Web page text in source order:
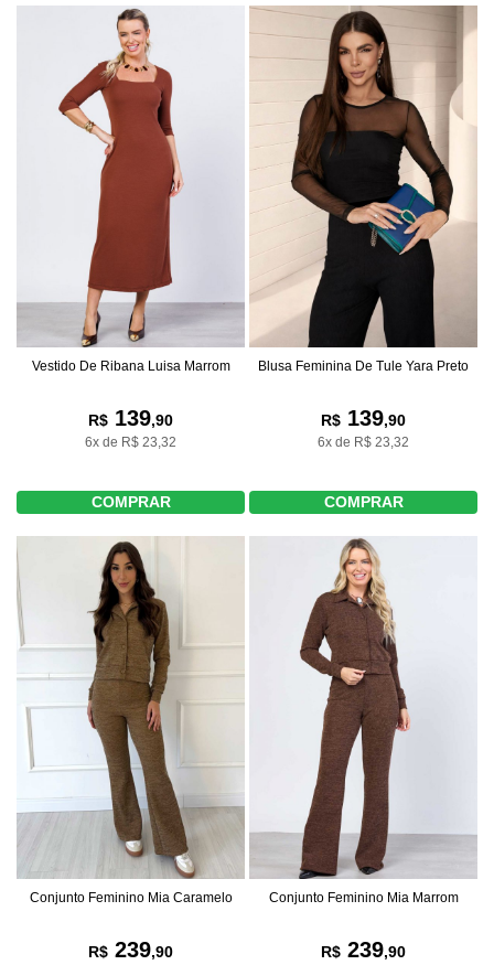
Vestido De Ribana Luisa Marrom
R$ 139,90
6x de R$ 23,32
COMPRAR
Blusa Feminina De Tule Yara Preto
R$ 139,90
6x de R$ 23,32
COMPRAR
Conjunto Feminino Mia Caramelo
R$ 239,90
Conjunto Feminino Mia Marrom
R$ 239,90